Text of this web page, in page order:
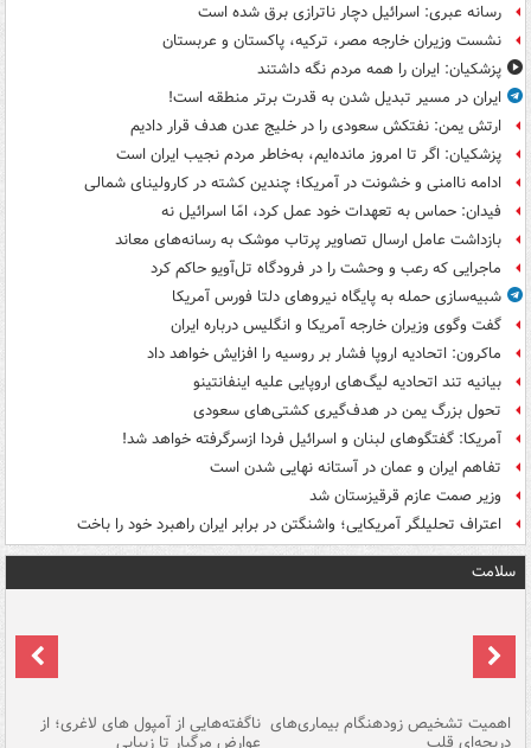
رسانه عبری: اسرائیل دچار ناترازی برق شده است
نشست وزیران خارجه مصر، ترکیه، پاکستان و عربستان
پزشکیان: ایران را همه مردم نگه داشتند
ایران در مسیر تبدیل شدن به قدرت برتر منطقه است!
ارتش یمن: نفتکش سعودی را در خلیج عدن هدف قرار دادیم
پزشکیان: اگر تا امروز مانده‌ایم، به‌خاطر مردم نجیب ایران است
ادامه ناامنی و خشونت در آمریکا؛ چندین کشته در کارولینای شمالی
فیدان: حماس به تعهدات خود عمل کرد، امّا اسرائیل نه
بازداشت عامل ارسال تصاویر پرتاب موشک به رسانه‌های معاند
ماجرایی که رعب و وحشت را در فرودگاه تل‌آویو حاکم کرد
شبیه‌سازی حمله به پایگاه نیروهای دلتا فورس آمریکا
گفت وگوی وزیران خارجه آمریکا و انگلیس درباره ایران
ماکرون: اتحادیه اروپا فشار بر روسیه را افزایش خواهد داد
بیانیه تند اتحادیه لیگ‌های اروپایی علیه اینفانتینو
تحول بزرگ یمن در هدف‌گیری کشتی‌های سعودی
آمریکا: گفتگوهای لبنان و اسرائیل فردا ازسرگرفته خواهد شد!
تفاهم ایران و عمان در آستانه نهایی شدن است
وزیر صمت عازم قرقیزستان شد
اعتراف تحلیلگر آمریکایی؛ واشنگتن در برابر ایران راهبرد خود را باخت
سلامت
اهمیت تشخیص زودهنگام بیماری‌های
دریچه‌ای قلب
ناگفته‌هایی از آمپول های لاغری؛ از
عوارض مرگبار تا زیبایی